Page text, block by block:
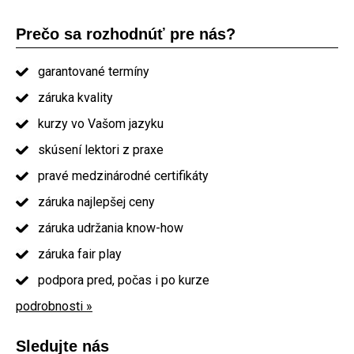
Prečo sa rozhodnúť pre nás?
garantované termíny
záruka kvality
kurzy vo Vašom jazyku
skúsení lektori z praxe
pravé medzinárodné certifikáty
záruka najlepšej ceny
záruka udržania know-how
záruka fair play
podpora pred, počas i po kurze
podrobnosti »
Sledujte nás